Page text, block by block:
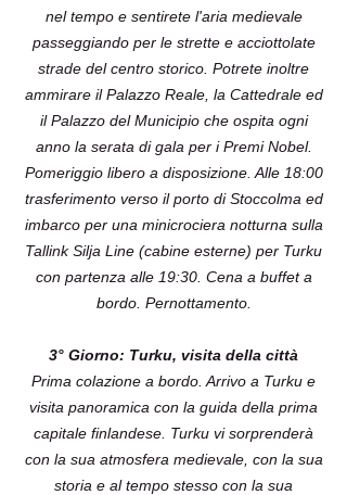
nel tempo e sentirete l'aria medievale
passeggiando per le strette e acciottolate
strade del centro storico. Potrete inoltre
ammirare il Palazzo Reale, la Cattedrale ed
il Palazzo del Municipio che ospita ogni
anno la serata di gala per i Premi Nobel.
Pomeriggio libero a disposizione. Alle 18:00
trasferimento verso il porto di Stoccolma ed
imbarco per una minicrociera notturna sulla
Tallink Silja Line (cabine esterne) per Turku
con partenza alle 19:30. Cena a buffet a
bordo. Pernottamento.
3° Giorno: Turku, visita della città
Prima colazione a bordo. Arrivo a Turku e
visita panoramica con la guida della prima
capitale finlandese. Turku vi sorprenderà
con la sua atmosfera medievale, con la sua
storia e al tempo stesso con la sua